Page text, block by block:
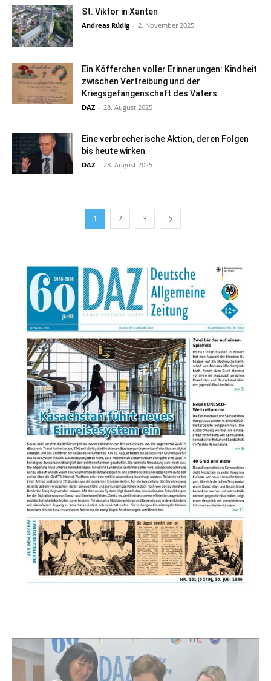
St. Viktor in Xanten
Andreas Rüdig - 2. November 2025
Ein Köfferchen voller Erinnerungen: Kindheit
zwischen Vertreibung und der
Kriegsgefangenschaft des Vaters
DAZ - 28. August 2025
Eine verbrecherische Aktion, deren Folgen
bis heute wirken
DAZ - 28. August 2025
1 2 3